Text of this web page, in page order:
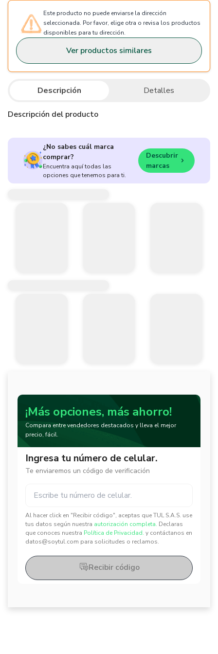
Este producto no puede enviarse la dirección
seleccionada. Por favor, elige otra o revisa los productos
disponibles para tu dirección.
Ver productos similares
Descripción Detalles
Descripción del producto
¿No sabes cuál marca
comprar?
Encuentra aquí todas las
opciones que tenemos para ti.
Descubrir
marcas
¡Más opciones, más ahorro!
Compara entre vendedores destacados y lleva el mejor
precio, fácil.
Ingresa tu número de celular.
Te enviaremos un código de verificación
Al hacer click en "Recibir código", aceptas que TUL S.A.S. use
tus datos según nuestra autorización completa. Declaras
que conoces nuestra Política de Privacidad. y contáctanos en
datos@soytul.com para solicitudes o reclamos.
✕
✕
Recibir código